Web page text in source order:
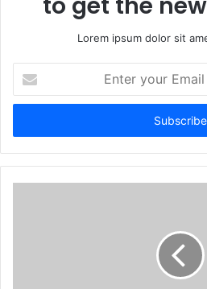
Lorem ipsum dolor sit
your
Email